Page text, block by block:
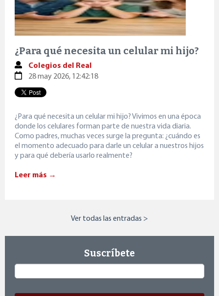
¿Para qué necesita un celular mi hijo?
Colegios del Real
28 may 2026, 12:42:18
¿Para qué necesita un celular mi hijo? Vivimos en una época
donde los celulares forman parte de nuestra vida diaria.
Como padres, muchas veces surge la pregunta: ¿cuándo es
el momento adecuado para darle un celular a nuestros hijos
y para qué debería usarlo realmente?
Leer más →
Ver todas las entradas >
Suscríbete
*